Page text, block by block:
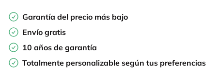
Garantía del precio más bajo
Envío gratis
10 años de garantía
Totalmente personalizable según tus preferencias